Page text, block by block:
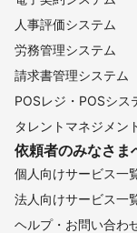
人事評価システム
労務管理システム
請求書管理システム
POSレジ・POSシス
タレントマネジメン
依頼者のみなさま
個人向けサービス一
法人向けサービス一
ヘルプ・お問い合わ